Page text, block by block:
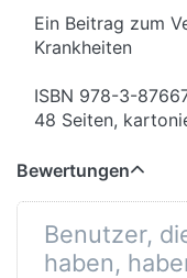
Ein Beitrag zum
Krankheiten
ISBN 978-3-
48 Seiten,
Bewertungen
Benutzer,
haben,